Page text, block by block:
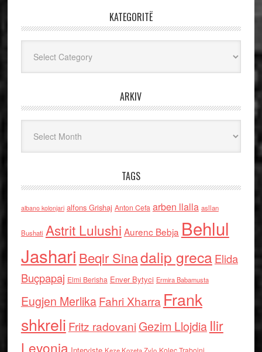
KATEGORITË
ARKIV
TAGS
albano kolonjari alfons Grishaj Anton Cefa arben llalla asllan
Bushati Astrit Lulushi Aurenc Bebja Behlul
Jashari Beqir Sinadalip grecaElida
Buçpapaj Elmi Berisha Enver Bytyci Ermira Babamusta
Eugjen MerlikaFahri Xharra Frank
shkreli Fritz radovaniGezim Llojdia Ilir
Levonja
Kolec Traboini